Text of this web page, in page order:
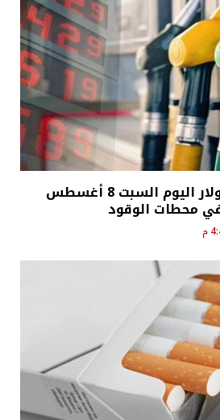
أسعار البنزين والسولار اليوم السبت 8 أغسطس